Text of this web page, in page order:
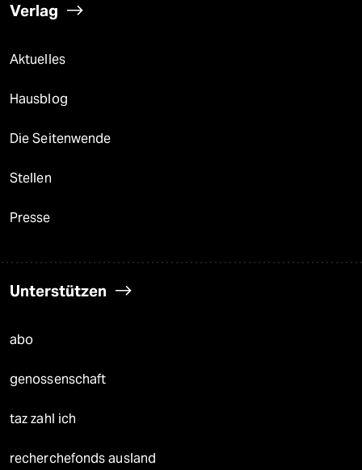
Verlag
Aktuelles
Hausblog
Die Seitenwende
Stellen
Presse
Unterstützen
abo
genossenschaft
taz zahl ich
recherchefonds ausland